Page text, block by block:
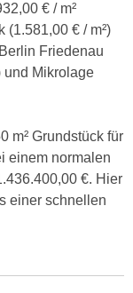
€ / m²
(1.581,00 € / m²)
Friedenau
und Mikrolage
m² Grundstück für
einem normalen
€. Hier
einer schnellen